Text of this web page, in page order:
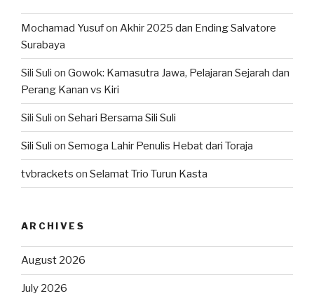
Mochamad Yusufon Akhir 2025 dan Ending Salvatore
Surabaya
Sili Suli on Gowok: Kamasutra Jawa, Pelajaran Sejarah dan
Perang Kanan vs Kiri
Sili Suli on Sehari Bersama Sili Suli
Sili Suli on Semoga Lahir Penulis Hebat dari Toraja
tvbrackets on Selamat Trio Turun Kasta
ARCHIVES
August 2026
July 2026